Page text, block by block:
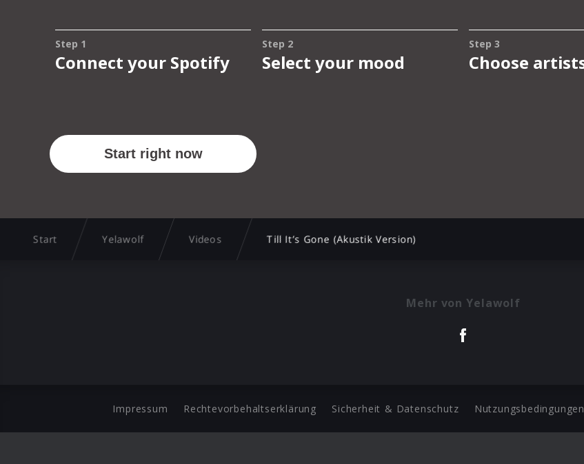
Start Yelawolf Videos Till It’s Gone (Akustik Version)
Mehr von Yelawolf
Impressum Rechtevorbehaltserklärung Sicherheit & Datenschutz Nutzungsbedingungen